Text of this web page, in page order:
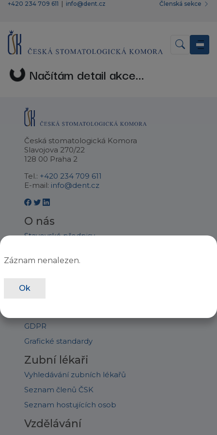
+420 234 709 611 info@dent.cz Členská sekce
Načítám detail akce...
Česká stomatologická Komora
Slavojova 270/22
128 00 Praha 2
Tel.: +420 234 709 611
E-mail: info@dent.cz
O nás
Stavovské předpisy
Staňte se členem
GDPR
Grafické standardy
Zubní lékaři
Vyhledávání zubních lékařů
Seznam členů ČSK
Seznam hostujících osob
Vzdělávání
Záznam nenalezen.
Ok